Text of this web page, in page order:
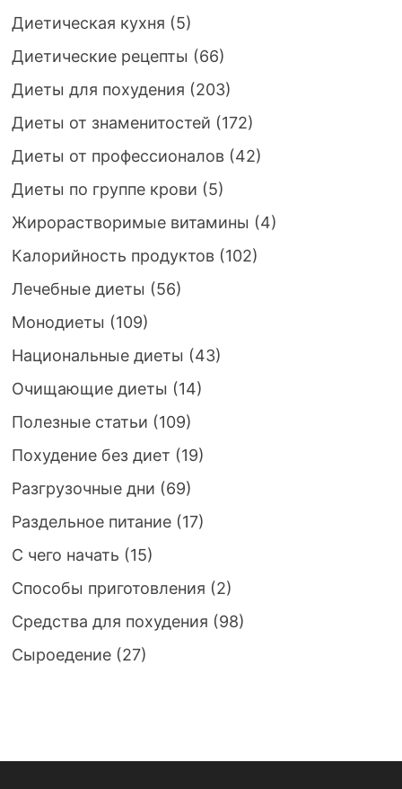
Диетическая кухня (5)
Диетические рецепты (66)
Диеты для похудения (203)
Диеты от знаменитостей (172)
Диеты от профессионалов(42)
Диеты по группе крови (5)
Жирорастворимые витамины (4)
Калорийность продуктов(102)
Лечебные диеты (56)
Монодиеты (109)
Национальные диеты (43)
Очищающие диеты (14)
Полезные статьи (109)
Похудение без диет (19)
Разгрузочные дни (69)
Раздельное питание(17)
С чего начать (15)
Способы приготовления (2)
Средства для похудения (98)
Сыроедение(27)